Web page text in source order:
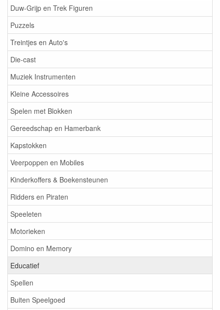
Duw-Grijp en Trek Figuren
Puzzels
Treintjes en Auto's
Die-cast
Muziek Instrumenten
Kleine Accessoires
Spelen met Blokken
Gereedschap en Hamerbank
Kapstokken
Veerpoppen en Mobiles
Kinderkoffers & Boekensteunen
Ridders en Piraten
Speeleten
Motorieken
Domino en Memory
Educatief
Spellen
Buiten Speelgoed